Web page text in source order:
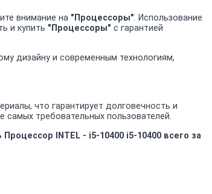
внимание на "Процессоры". Использование
и купить "Процессоры" с гарантией
дизайну и современным технологиям,
что гарантирует долговечность и
требовательных пользователей.
Процессор INTEL - i5-10400 i5-10400 всего за